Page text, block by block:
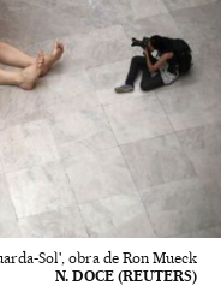
Sol', obra de Ron Mueck
N. DOCE (REUTERS)